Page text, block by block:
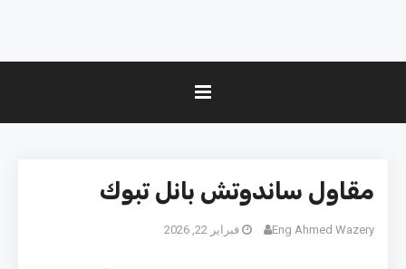
مقاول ساندوتش بانل تبوك
Eng Ahmed Wazery فبراير 22, 2026